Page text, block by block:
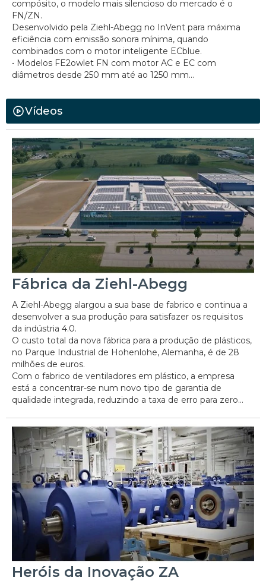
compósito, o modelo mais silencioso do mercado é o
FN/ZN.
Desenvolvido pela Ziehl-Abegg no InVent para máxima
eficiência com emissão sonora mínima, quando
combinados com o motor inteligente ECblue.
• Modelos FE2owlet FN com motor AC e EC com
diâmetros desde 250 mm até ao 1250 mm...
Vídeos
Fábrica da Ziehl-Abegg
A Ziehl-Abegg alargou a sua base de fabrico e continua a
desenvolver a sua produção para satisfazer os requisitos
da indústria 4.0.
O custo total da nova fábrica para a produção de plásticos,
no Parque Industrial de Hohenlohe, Alemanha, é de 28
milhões de euros.
Com o fabrico de ventiladores em plástico, a empresa
está a concentrar-se num novo tipo de garantia de
qualidade integrada, reduzindo a taxa de erro para zero...
Heróis da Inovação ZA